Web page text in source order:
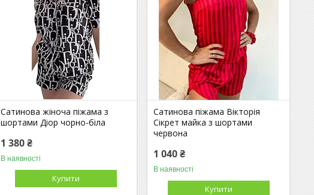
Сатинова жіноча піжама з
шортами Діор чорно-біла
1 380 ₴
В наявності
Купити
Сатинова піжама Вікторія
Сікрет майка з шортами
червона
1 040 ₴
В наявності
Купити